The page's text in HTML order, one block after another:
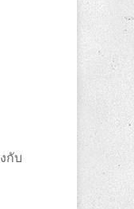
กับ